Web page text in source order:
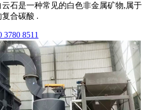
石是一种常见的白色非金属矿物,属于
复合碳酸 .
8511